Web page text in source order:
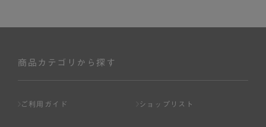
商品カテゴリから探す
ご利用ガイド ショップリスト